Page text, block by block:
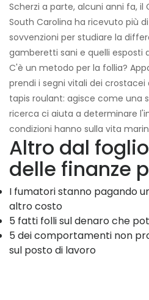
Scherzi a parte, alcuni anni fa, il
South Carolina ha ricevuto più
sovvenzioni per studiare la
gamberetti sani e quelli esposti
C'è un metodo per la follia?
prendi i segni vitali dei
tapis roulant: agisce come una
ricerca ci aiuta a determinare
condizioni hanno sulla vita
Altro dal
delle finanze
I fumatori stanno pagando
altro costo
5 fatti folli sul denaro che
5 dei comportamenti non
sul posto di lavoro